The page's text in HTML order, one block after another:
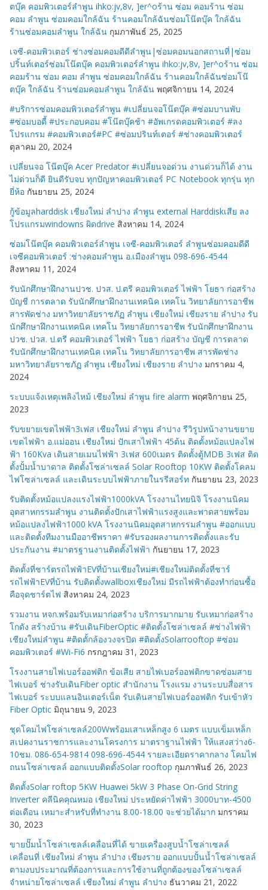
ตบุ๊ค คอมพิวเตอร์ลำพูน ihko:jv,8v, ]er^oร้าน ซ่อม คอมร้าน ซ่อม
คอม ลำพูน ซ่อมคอมใกล้ฉัน ร้านคอมใกล้ฉันซ่อมโน๊ตบุ๊ค ใกล้ฉัน
ร้านซ่อมคอมลำพูน ใกล้ฉัน กุมภาพันธ์ 25, 2025
เจซี-คอมพิวเตอร์ ช่างซ่อมคอมดีดีลำพูน|ซ่อมคอมนอกสถานที่|ซ่อม
ปริ้นท์เตอร์ซ่อมโน๊ตบุ๊ค คอมพิวเตอร์ลำพูน ihko:jv,8v, ]er^oร้าน ซ่อม
คอมร้าน ซ่อม คอม ลำพูน ซ่อมคอมใกล้ฉัน ร้านคอมใกล้ฉันซ่อมโน๊
ตบุ๊ค ใกล้ฉัน ร้านซ่อมคอมลำพูน ใกล้ฉัน พฤศจิกายน 14, 2024
#บริการซ่อมคอมพิวเตอร์ลำพูน #เปลี่ยนจอโน๊ตบุ๊ค #ซ่อมบานพับ
#ซ่อมบอดี้ #ประกอบคอม #โน๊ตบุ๊คช้า #อัพเกรดคอมพิวเตอร์ #ลง
โปรแกรม #คอมพิวเตอร์#PC #ซ่อมปรินท์เตอร์ #ช่างคอมพิวเตอร์
ตุลาคม 20, 2024
เปลี่ยนจอ โน๊ตบุ๊ค Acer Predator #เปลี่ยนจอด่วน งานด่วนก็ได้ งาน
ไม่ด่วนก็ดี ยินดีรับจบ ทุกปัญหาคอมพิวเตอร์ PC Notebook ทุกรุ่น ทุก
ยี่ห้อ กันยายน 25, 2024
กู้ข้อมูลharddisk เชียงใหม่ ลำปาง ลำพูน external Harddiskเสีย ลง
โปรแกรมwindowns ผิดdrive สิงหาคม 14, 2024
ซ่อมโน๊ตบุ๊ค คอมพิวเตอร์ลำพูน เจซี-คอมพิวเตอร์ ลำพูนซ่อมคอมดีดี
เจซีคอมพิวเตอร์ :ช่างคอมลำพูน อ.เมืองลำพูน 098-696-4544
สิงหาคม 11, 2024
รับนักศึกษาฝึกงานปวช. ปวส. ป.ตรี คอมพิวเตอร์ ไฟฟ้า โยธา ก่อสร้าง
บัญชี การตลาด รับนักศึกษาฝึกงานเทคนิค เทคโน วิทยาลัยการอาชีพ
สารพัดช่าง มหาวิทยาลัยราชภัฏ ลำพูน เชียงใหม่ เชียงราย ลำปาง รับ
นักศึกษาฝึกงานเทคนิค เทคโน วิทยาลัยการอาชีพ รับนักศึกษาฝึกงาน
ปวช. ปวส. ป.ตรี คอมพิวเตอร์ ไฟฟ้า โยธา ก่อสร้าง บัญชี การตลาด
รับนักศึกษาฝึกงานเทคนิค เทคโน วิทยาลัยการอาชีพ สารพัดช่าง
มหาวิทยาลัยราชภัฏ ลำพูน เชียงใหม่ เชียงราย ลำปาง มกราคม 4,
2024
ระบบแจ้งเหตุเพลิงไหม้ เชียงใหม่ ลำพูน fire alarm พฤศจิกายน 25,
2023
รับขยายเขตไฟฟ้า3เฟส เชียงใหม่ ลำพูน ลำปาง รีวิรูปหน้างานขยาย
เขตไฟฟ้า อ.แม่ออน เชียงใหม่ ปักเสาไฟฟ้า 45ต้น ติดตั้งหม้อแปลงไฟ
ฟ้า 160Kva เดินสายเมนไฟฟ้า 3เฟส 600เมตร ติดตั้งตู้MDB 3เฟส ติด
ตั้งปั้มน้ำบาดาล ติดตั้งโซล่าเซลล์ Solar Rooftop 10KW ติดตั้งโคลม
ไฟโซล่าเซลล์ และเดินระบบไฟฟ้าภายในรรีสอร์ท กันยายน 23, 2023
รับติดตั้งหม้อแปลงแรงไฟฟ้า1000kVA โรงงานไทยนิจิ โรงงานนิคม
อุตสาหกรรมลำพูน งานติดตั้งปักเสาไฟฟ้าแรงสูงและพาดสายพร้อม
หม้อแปลงไฟฟ้า1000 kVA โรงงานนิคมอุตสาหกรรมลำพูน #ออกแบบ
และติดตั้งทีมงานมืออาชีพราคา #รับรองผลงานการติดตั้งและรับ
ประกันงาน #มาตรฐานงานติดตั้งไฟฟ้า กันยายน 17, 2023
ติดตั้งที่ชาร์ตรถไฟฟ้าEVที่บ้านเชียงใหม่#เชียงใหม่ติดตั้งที่ชาร์
รถไฟฟ้าEVที่บ้าน รับติดตั้งwallboxเชียงใหม่ มีรถไฟฟ้าต้องทำก่อนซื้อ
คือจุดชาร์ตไฟ สิงหาคม 24, 2023
รวมงาน หจก.พร้อมรับเหมาก่อสร้าง บริการมากมาย รับเหมาก่อสร้าง
โกดัง สร้างบ้าน #รับเดินFiberOptic #ติดตั้งโซล่าเซลล์ #ช่างไฟฟ้า
เชียงใหม่ลำพูน #ติดตั้กล้องวงจรปิด #ติดตั้งSolarrooftop #ซ่อม
คอมพิวเตอร์ #Wi-Fi6 กรกฎาคม 31, 2023
โรงงานสายไฟเบอร์ออฟติก ข้อเสีย สายไฟเบอร์ออฟติกขาดซ่อมสาย
ไฟเบอร์ ช่างรับเดินFiber optic สำนักงาน โรงแรม งานระบบสื่อสาร
ไฟเบอร์ ระบบแลนอินเตอร์เน็ต รับเดินสายไฟเบอร์ออฟติก รับเข้าหัว
Fiber Optic มิถุนายน 9, 2023
ชุดโคมไฟโซล่าเซลล์200Wพร้อมเสาเหล็กสูง 6 เมตร แบบเข็มเหล็ก
สเปคงานราชการและงานโครงการ มาตราฐานไฟฟ้า ให้แสงสว่าง6-
10ชม. 086-654-9814 098-696-4544 รายละเอียดราคากลาง โคมไฟ
ถนนโซล่าเซลล์ ออกแบบติดตั้งSolar rooftop กุมภาพันธ์ 26, 2023
ติดตั้งSolar roftop 5KW Huawei 5kW 3 Phase On-Grid String
Inverter คลีนิคคุณหมอ เชียงใหม่ ประหยัดค่าไฟฟ้า 3000บาท-4500
ต่อเดือน เหมาะสำหรับที่ทำงาน 8.00-18.00 จะช่วยได้มาก มกราคม
30, 2023
ขายปั๊มน้ำโซล่าเซลล์เคลื่อนที่ได้ ขายเครื่องสูบน้ำโซล่าเซลล์
เคลื่อนที่ เชียงใหม่ ลำพูน ลำปาง เชียงราย ออกแบบปั้นน้ำโซล่าเซลล์
ตามงบประมาณที่ต้องการและการใช้งานที่ถูกต้องของโซล่าเซลล์
จำหน่ายโซล่าเซลล์ เชียงใหม่ ลำพูน ลำปาง ธันวาคม 21, 2022